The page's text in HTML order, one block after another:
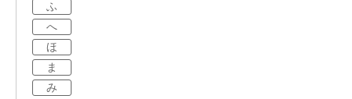
ふ
へ
ほ
ま
み